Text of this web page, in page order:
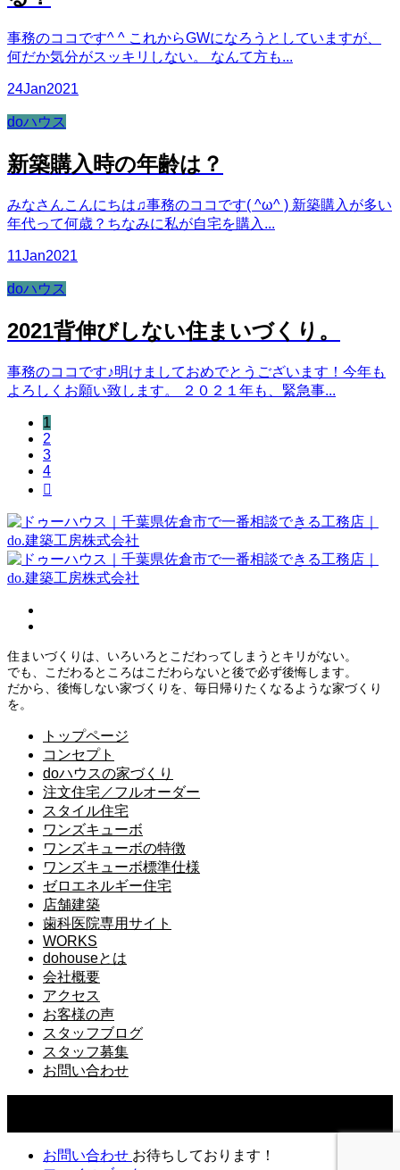
事務のココです^ ^ これからGWになろうとしていますが、
何だか気分がスッキリしない。 なんて方も...
24Jan2021
doハウス
新築購入時の年齢は？
みなさんこんにちは♫事務のココです( ^ω^ ) 新築購入が多い
年代って何歳？ちなみに私が自宅を購入...
11Jan2021
doハウス
2021背伸びしない住まいづくり。
事務のココです♪明けましておめでとうございます！今年も
よろしくお願い致します。 ２０２１年も、緊急事...
1
2
3
4

住まいづくりは、いろいろとこだわってしまうとキリがない。
でも、こだわるところはこだわらないと後で必ず後悔します。
だから、後悔しない家づくりを、毎日帰りたくなるような家づくり
を。
トップページ
コンセプト
doハウスの家づくり
注文住宅／フルオーダー
スタイル住宅
ワンズキューボ
ワンズキューボの特徴
ワンズキューボ標準仕様
ゼロエネルギー住宅
店舗建築
歯科医院専用サイト
WORKS
dohouseとは
会社概要
アクセス
お客様の声
スタッフブログ
スタッフ募集
お問い合わせ
お問い合わせ お待ちしております！